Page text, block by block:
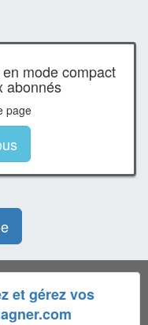
mode compact
abonnés
page
et gérez vos